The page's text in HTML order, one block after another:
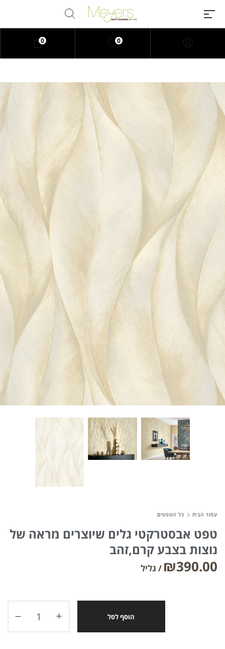
Millions of people around the
world visit Envato to buy and sell
creative assets, use smart design
templates, learn creative skills or
even hire freelancers. With an
industry-leading marketplace
paired with an unlimited
subscription service, Envato
helps creatives like you get
projects done faster.
About Envato
Careers
Privacy Policy
Sitemap
Community
Blog
Forums
Meetups
0
0
עמוד הבית כל הטפטים
טפט אבסטרקטי גלים שיוצרים מראה של
נוצות בצבע קרם,זהב
₪390.00
הוסף לסל